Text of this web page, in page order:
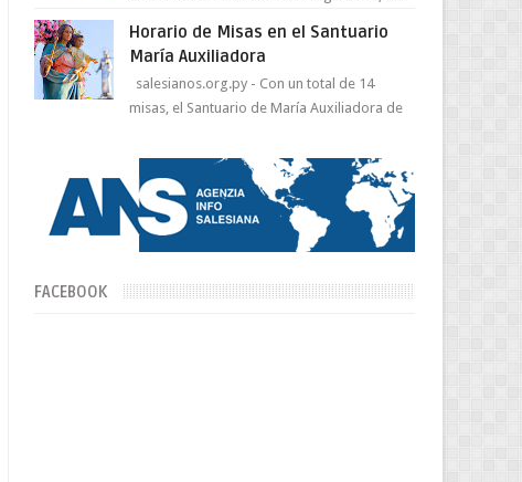
Bosco». San Giovann...
Horario de Misas en el Santuario
María Auxiliadora
salesianos.org.py - Con un total de 14
misas, el Santuario de María Auxiliadora de
Santa Patr...
FACEBOOK